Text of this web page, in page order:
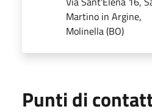
Martino in Argine,
Molinella (BO)
Punti di